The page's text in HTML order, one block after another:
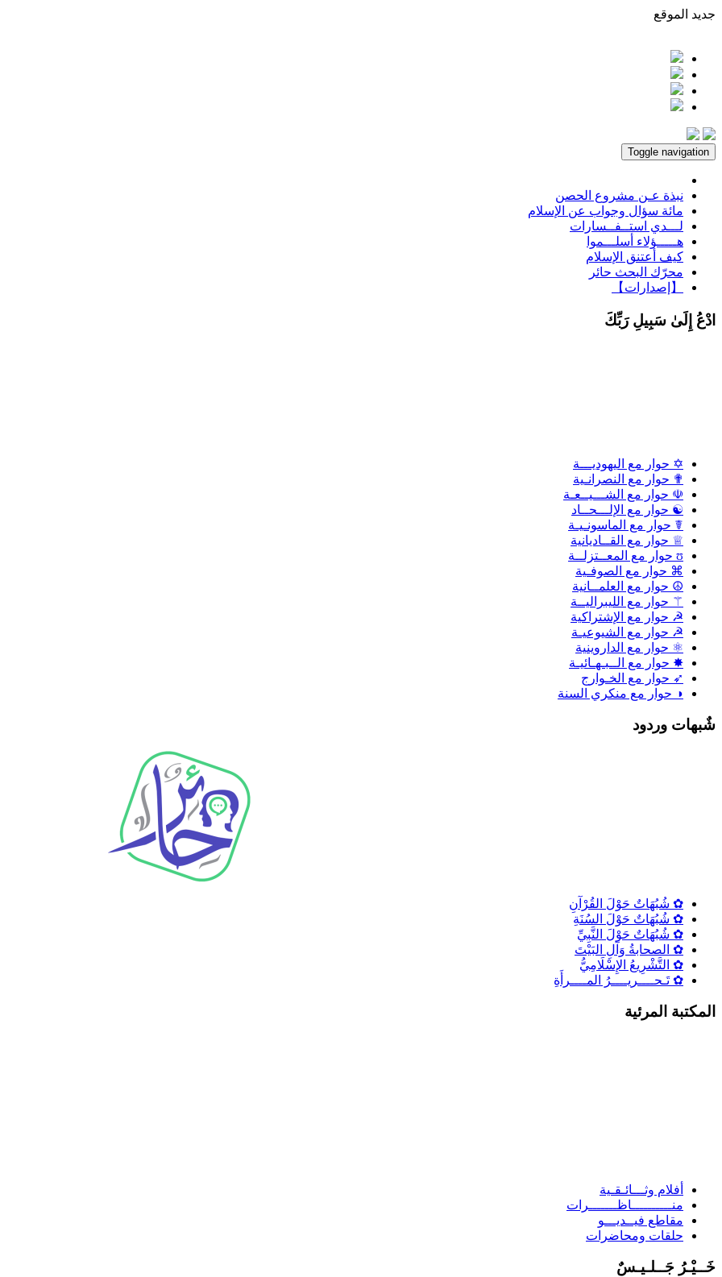
جديد الموقع
Toggle navigation
نبذة عـن مشروع الحصن
مائة سؤال وجواب عن الإسلام
لـــدي استــفــسارات
هـــــؤلاء أسلـــموا
كيف أعتنق الإسلام
محرّك البحث حائر
【إصدارات】
ادْعُ إِلَىٰ سَبِيلِ رَبِّكَ
✡ حوار مع اليهوديـــة
✟ حوار مع النصرانـية
☫ حوار مع الشـــيــعـة
☯ حوار مع الإلـــحــاد
☤ حوار مع الماسونـيـة
♕ حوار مع القــاديانية
ʊ حوار مع المعــتزلــة
⌘ حوار مع الصوفـية
☮ حوار مع العلمــانية
⚚ حوار مع الليبراليــة
☭ حوار مع الإشتراكية
☭ حوار مع الشيوعيـة
⚛ حوار مع الداروينية
✸ حوار مع الــبـهـائيـة
➶ حوار مع الخـوارج
◑ حوار مع منكري السنة
شٌبهات وردود
✿ شُبُهَاتٌ حَوْلَ القُرْآنِ
✿ شُبُهَاتٌ حَوْلَ السُنَةِ
✿ شُبُهَاتٌ حَوْلَ النَّبِيِّ
✿ الصحابةُ وَآلِ البَيْتَ
✿ التَّشْرِيعُ الإِسْلَامِيُّ
✿ تَـحــــريــــرُ المــــرأَةِ
المكتبة المرئية
أفلام وثـــائـقـية
منــــــــــاظـــــــرات
مقاطع فيــديـــو
حلقات ومحاضرات
خَــيْـرُ جَــلـيـسٌ